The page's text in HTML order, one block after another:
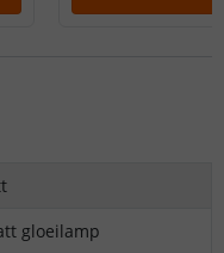
gloeilamp